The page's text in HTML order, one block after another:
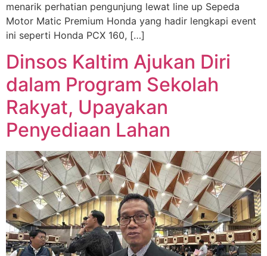
menarik perhatian pengunjung lewat line up Sepeda
Motor Matic Premium Honda yang hadir lengkapi event
ini seperti Honda PCX 160, […]
Dinsos Kaltim Ajukan Diri
dalam Program Sekolah
Rakyat, Upayakan
Penyediaan Lahan